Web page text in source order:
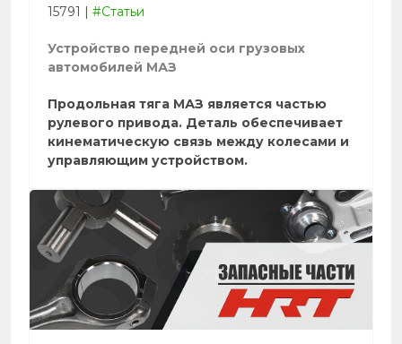
15791 | #Статьи
Устройство передней оси грузовых
автомобилей МАЗ
Продольная тяга МАЗ является частью
рулевого привода. Деталь обеспечивает
кинематическую связь между колесами и
управляющим устройством.